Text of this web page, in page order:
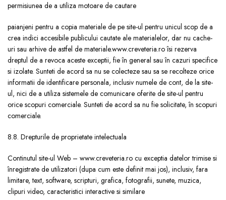
permisiunea de a utiliza motoare de cautare
paianjeni pentru a copia materiale de pe site-ul pentru unicul scop de a
crea indici accesibile publicului cautate ale materialelor, dar nu cache-
uri sau arhive de astfel de materiale.www.creveteria.ro îsi rezerva
dreptul de a revoca aceste exceptii, fie în general sau în cazuri specifice
si izolate. Sunteti de acord sa nu se colecteze sau sa se recolteze orice
informatii de identificare personala, inclusiv numele de cont, de la site-
ul, nici de a utiliza sistemele de comunicare oferite de site-ul pentru
orice scopuri comerciale. Sunteti de acord sa nu fie solicitate, în scopuri
comerciale.
8.8. Drepturile de proprietate intelectuala
Continutul site-ul Web – www.creveteria.ro cu exceptia datelor trimise si
înregistrate de utilizatori (dupa cum este definit mai jos), inclusiv, fara
limitare, text, software, scripturi, grafica, fotografii, sunete, muzica,
clipuri video, caracteristici interactive si similare